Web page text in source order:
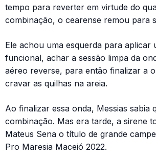
tempo para reverter em virtude do
combinação, o cearense remou para
Ele achou uma esquerda para aplicar
funcional, achar a sessão limpa da
aéreo reverse, para então finalizar a
cravar as quilhas na areia.
Ao finalizar essa onda, Messias sabia
combinação. Mas era tarde, a sirene
Mateus Sena o título de grande
Pro Maresia Maceió 2022.